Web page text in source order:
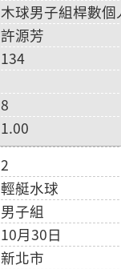
木球男子組桿數個
許源芳
134
8
1.00
2
輕艇水球
男子組
10月30日
新北市